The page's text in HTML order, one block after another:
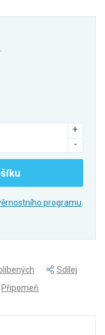
programu
Sdílej
Připomeň